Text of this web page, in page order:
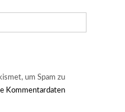
um Spam zu
Kommentardaten